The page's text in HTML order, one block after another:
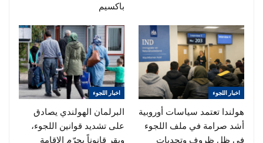
استراحة
16:15 – 17:30
سيتم عرض فلم وثائقي للعائدين قسرا من هولندا الى
بلدانهم
باكسيم
اخبار اللجوء
هولندا تعتمد سياسات أوروبية
أشد صرامة في ملف اللجوء
في ظل ظروف وتحديات
اخبار اللجوء
البرلمان الهولندي يصادق
على تشديد قوانين اللجوء،
ويقر قانوناً يجرّم الإقامة